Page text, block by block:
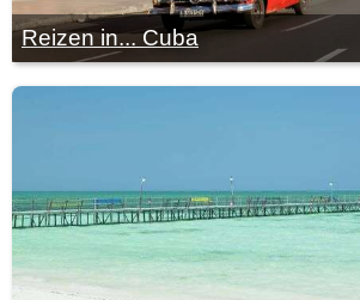
Reizen in... Cuba